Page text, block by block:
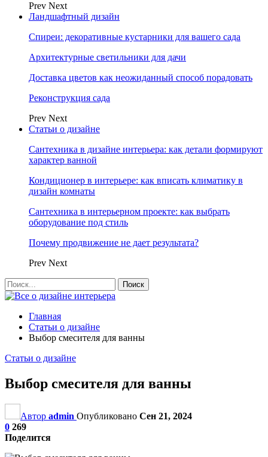
Prev Next
Ландшафтный дизайн
Спиреи: декоративные кустарники для вашего сада
Архитектурные светильники для дачи
Доставка цветов как неожиданный способ порадовать
Реконструкция сада
Prev Next
Статьи о дизайне
Сантехника в дизайне интерьера: как детали формируют
характер ванной
Кондиционер в интерьере: как вписать климатику в
дизайн комнаты
Сантехника в интерьерном проекте: как выбрать
оборудование под стиль
Почему продвижение не дает результата?
Prev Next
Главная
Статьи о дизайне
Выбор смесителя для ванны
Статьи о дизайне
Выбор смесителя для ванны
Автор admin Опубликовано Сен 21, 2024
0 269
Поделится